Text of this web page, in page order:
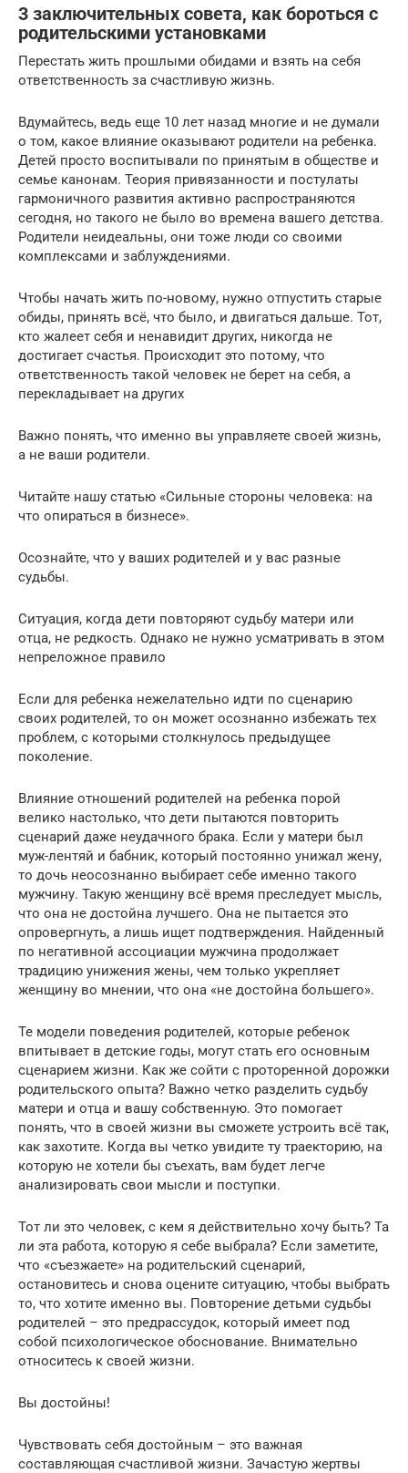
3 заключительных совета, как бороться с
родительскими установками
Перестать жить прошлыми обидами и взять на себя
ответственность за счастливую жизнь.
Вдумайтесь, ведь еще 10 лет назад многие и не думали
о том, какое влияние оказывают родители на ребенка.
Детей просто воспитывали по принятым в обществе и
семье канонам. Теория привязанности и постулаты
гармоничного развития активно распространяются
сегодня, но такого не было во времена вашего детства.
Родители неидеальны, они тоже люди со своими
комплексами и заблуждениями.
Чтобы начать жить по-новому, нужно отпустить старые
обиды, принять всё, что было, и двигаться дальше. Тот,
кто жалеет себя и ненавидит других, никогда не
достигает счастья. Происходит это потому, что
ответственность такой человек не берет на себя, а
перекладывает на других
Важно понять, что именно вы управляете своей жизнь,
а не ваши родители.
Читайте нашу статью «Сильные стороны человека: на
что опираться в бизнесе».
Осознайте, что у ваших родителей и у вас разные
судьбы.
Ситуация, когда дети повторяют судьбу матери или
отца, не редкость. Однако не нужно усматривать в этом
непреложное правило
Если для ребенка нежелательно идти по сценарию
своих родителей, то он может осознанно избежать тех
проблем, с которыми столкнулось предыдущее
поколение.
Влияние отношений родителей на ребенка порой
велико настолько, что дети пытаются повторить
сценарий даже неудачного брака. Если у матери был
муж-лентяй и бабник, который постоянно унижал жену,
то дочь неосознанно выбирает себе именно такого
мужчину. Такую женщину всё время преследует мысль,
что она не достойна лучшего. Она не пытается это
опровергнуть, а лишь ищет подтверждения. Найденный
по негативной ассоциации мужчина продолжает
традицию унижения жены, чем только укрепляет
женщину во мнении, что она «не достойна большего».
Те модели поведения родителей, которые ребенок
впитывает в детские годы, могут стать его основным
сценарием жизни. Как же сойти с проторенной дорожки
родительского опыта? Важно четко разделить судьбу
матери и отца и вашу собственную. Это помогает
понять, что в своей жизни вы сможете устроить всё так,
как захотите. Когда вы четко увидите ту траекторию, на
которую не хотели бы съехать, вам будет легче
анализировать свои мысли и поступки.
Тот ли это человек, с кем я действительно хочу быть? Та
ли эта работа, которую я себе выбрала? Если заметите,
что «съезжаете» на родительский сценарий,
остановитесь и снова оцените ситуацию, чтобы выбрать
то, что хотите именно вы. Повторение детьми судьбы
родителей – это предрассудок, который имеет под
собой психологическое обоснование. Внимательно
относитесь к своей жизни.
Вы достойны!
Чувствовать себя достойным – это важная
составляющая счастливой жизни. Зачастую жертвы